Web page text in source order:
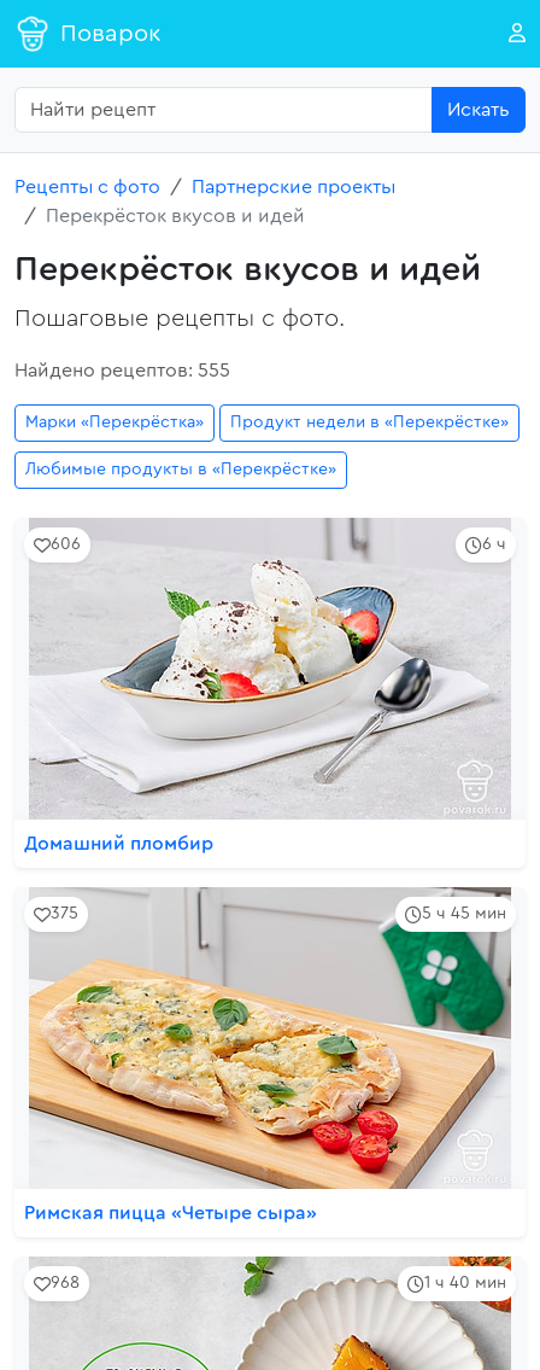
Поварок
Искать
Рецепты с фото
Партнерские проекты
Перекрёсток вкусов и идей
Перекрёсток вкусов и идей
Пошаговые рецепты с фото.
Найдено рецептов: 555
Марки «Перекрёстка» Продукт недели в «Перекрёстке»
Любимые продукты в «Перекрёстке»
6 ч
606
Домашний пломбир
5 ч 45 мин
375
Римская пицца «Четыре сыра»
1 ч 40 мин
968